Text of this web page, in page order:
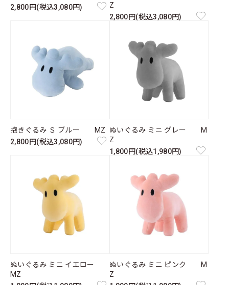
2,800円(税込3,080円)
Z
2,800円(税込3,080円)
抱きぐるみ Ｓ ブルー MZ
2,800円(税込3,080円)
ぬいぐるみ ミニ グレー M
Z
1,800円(税込1,980円)
ぬいぐるみ ミニ イエロー
MZ
ぬいぐるみ ミニ ピンク M
Z